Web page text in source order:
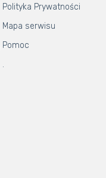
Polityka Prywatności
Mapa serwisu
Pomoc
.